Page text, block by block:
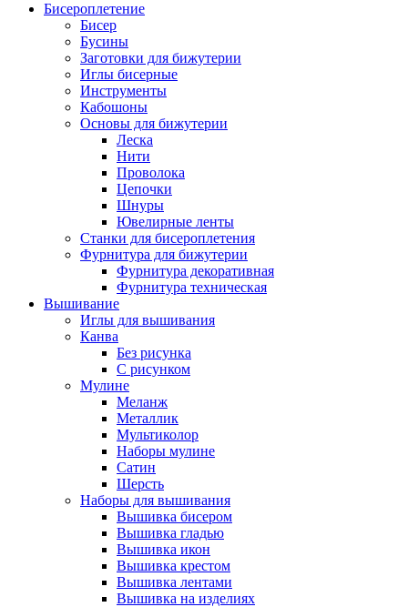
Бисероплетение
Бисер
Бусины
Заготовки для бижутерии
Иглы бисерные
Инструменты
Кабошоны
Основы для бижутерии
Леска
Нити
Проволока
Цепочки
Шнуры
Ювелирные ленты
Станки для бисероплетения
Фурнитура для бижутерии
Фурнитура декоративная
Фурнитура техническая
Вышивание
Иглы для вышивания
Канва
Без рисунка
С рисунком
Мулине
Меланж
Металлик
Мультиколор
Наборы мулине
Сатин
Шерсть
Наборы для вышивания
Вышивка бисером
Вышивка гладью
Вышивка икон
Вышивка крестом
Вышивка лентами
Вышивка на изделиях